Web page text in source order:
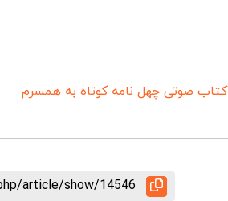
کتاب صوتی چهل نامه کوتاه به همسرم
article/show/14546